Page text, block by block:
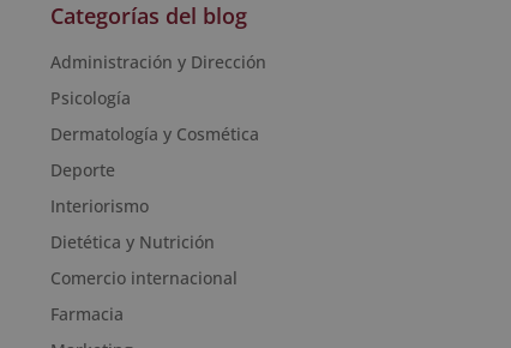
Categorías del blog
Administración y Dirección
Psicología
Dermatología y Cosmética
Deporte
Interiorismo
Dietética y Nutrición
Comercio internacional
Farmacia